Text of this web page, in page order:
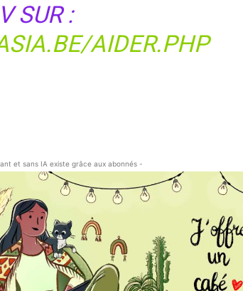
SUR :
AIDER.PHP
et sans IA existe grâce aux abonnés -